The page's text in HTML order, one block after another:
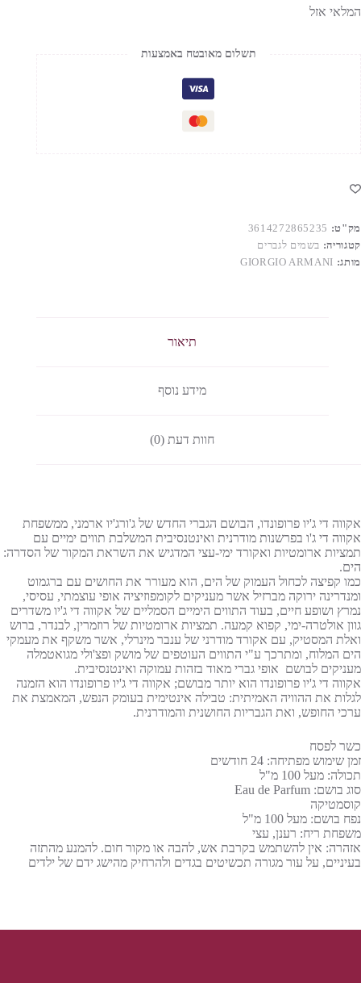
המלאי אזל
תשלום מאובטח באמצעות
מק"ט: 3614272865235
קטגוריה: בשמים לגברים
מותג: GIORGIO ARMANI
תיאור
מידע נוסף
חוות דעת (0)
אקווה די ג'יו פרופונדו, הבושם הגברי החדש של ג'ורג'יו ארמני, ממשפחת
אקווה די ג'ו בפרשנות מודרנית ואינטנסיבית המשלבת תווים ימיים עם
תמציות ארומטיות ואקורד ימי-עצי המדגיש את השראת המקור של הסדרה:
הים.
כמו קפיצה לכחול העמוק של הים, הוא מעורר את החושים עם ברגמוט
ומנדרינה ירוקה מברזיל אשר מעניקים לקומפוזיציה אופי עוצמתי, עסיסי,
נמרץ ושופע חיים, בעוד התווים הימיים הסמליים של אקווה די ג'יו משדרים
גוון אולטרה-ימי, קפוא קמעה. תמציות ארומטיות של רוזמרין, לבנדר, ברוש
ואלת המסטיק, עם אקורד מודרני של ענבר מינרלי, אשר משקף את מעמקי
הים המלוח, ומתרכך ע"י התווים העוטפים של מושק ופצ'ולי מגואטמלה
מעניקים לבושם אופי גברי מאוד בזהות עמוקה ואינטנסיבית.
אקווה די ג'יו פרופונדו הוא יותר מבושם; אקווה די ג'יו פרופונדו הוא הזמנה
לגלות את ההוויה האמיתית: טבילה אינטימית בעומק הנפש, המאמצת את
ערכי החופש, ואת הגבריות החושנית והמודרנית.
כשר לפסח
זמן שימוש מפתיחה: 24 חודשים
תכולה: מעל 100 מ"ל
סוג בושם: Eau de Parfum
קוסמטיקה
נפח בושם: מעל 100 מ"ל
משפחת ריח: רענן, עצי
אזהרה: אין להשתמש בקרבת אש, להבה או מקור חום. להמנע מהתזה
בעיניים, על עור מגורה תכשיטים בגדים ולהרחיק מהישג ידם של ילדים